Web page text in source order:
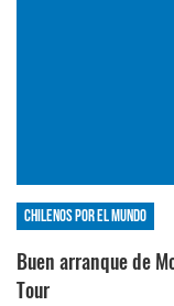
Chilenos por el mundo
Buen arranque de
Tour